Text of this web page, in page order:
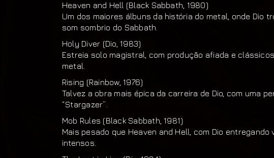
Heaven and Hell (Black Sabbath, 1980)
Um dos maiores álbuns da história do metal, onde Dio
som sombrio do Sabbath.
Holy Diver (Dio, 1983)
Estreia solo magistral, com produção afiada e
metal.
Rising (Rainbow, 1976)
Talvez a obra mais épica da carreira de Dio, com uma
“Stargazer”.
Mob Rules (Black Sabbath, 1981)
Mais pesado que Heaven and Hell, com Dio
intensos.